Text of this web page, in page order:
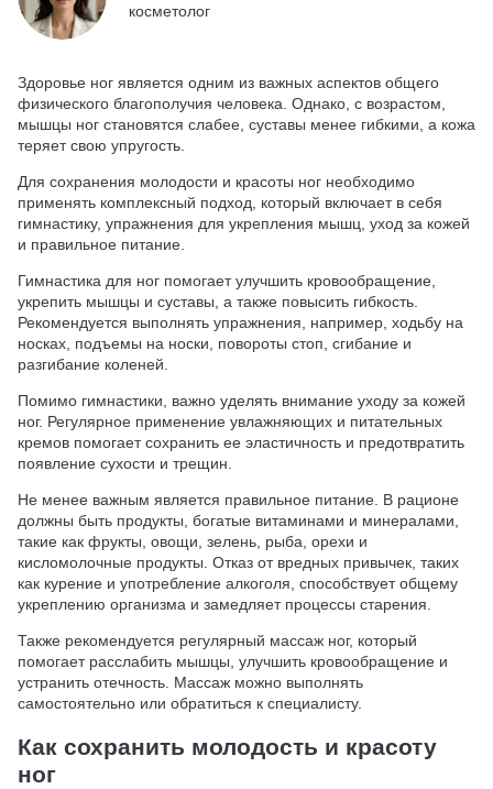
косметолог
Здоровье ног является одним из важных аспектов общего
физического благополучия человека. Однако, с возрастом,
мышцы ног становятся слабее, суставы менее гибкими, а кожа
теряет свою упругость.
Для сохранения молодости и красоты ног необходимо
применять комплексный подход, который включает в себя
гимнастику, упражнения для укрепления мышц, уход за кожей
и правильное питание.
Гимнастика для ног помогает улучшить кровообращение,
укрепить мышцы и суставы, а также повысить гибкость.
Рекомендуется выполнять упражнения, например, ходьбу на
носках, подъемы на носки, повороты стоп, сгибание и
разгибание коленей.
Помимо гимнастики, важно уделять внимание уходу за кожей
ног. Регулярное применение увлажняющих и питательных
кремов помогает сохранить ее эластичность и предотвратить
появление сухости и трещин.
Не менее важным является правильное питание. В рационе
должны быть продукты, богатые витаминами и минералами,
такие как фрукты, овощи, зелень, рыба, орехи и
кисломолочные продукты. Отказ от вредных привычек, таких
как курение и употребление алкоголя, способствует общему
укреплению организма и замедляет процессы старения.
Также рекомендуется регулярный массаж ног, который
помогает расслабить мышцы, улучшить кровообращение и
устранить отечность. Массаж можно выполнять
самостоятельно или обратиться к специалисту.
Как сохранить молодость и красоту
ног